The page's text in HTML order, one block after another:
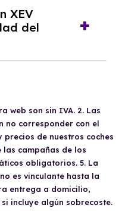
coche. En este
los años, la
y el coste
XEV
del
pocos años.
web son sin IVA. 2. Las
no corresponder con el
de nuestros coches
campañas de los
obligatorios. 5. La
es vinculante hasta la
entrega a domicilio,
incluye algún sobrecoste.